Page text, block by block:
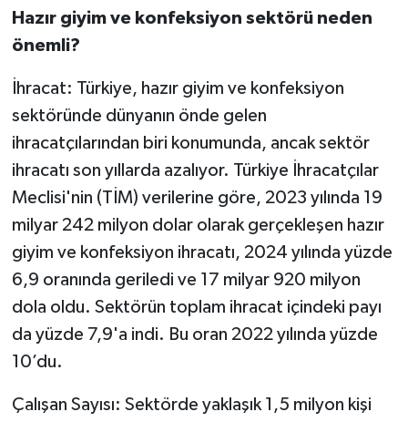
Hazır giyim ve konfeksiyon sektörü neden
önemli?
İhracat: Türkiye, hazır giyim ve konfeksiyon
sektöründe dünyanın önde gelen
ihracatçılarından biri konumunda, ancak sektör
ihracatı son yıllarda azalıyor. Türkiye İhracatçılar
Meclisi'nin (TİM) verilerine göre, 2023 yılında 19
milyar 242 milyon dolar olarak gerçekleşen hazır
giyim ve konfeksiyon ihracatı, 2024 yılında yüzde
6,9 oranında geriledi ve 17 milyar 920 milyon
dola oldu. Sektörün toplam ihracat içindeki payı
da yüzde 7,9'a indi. Bu oran 2022 yılında yüzde
10’du.
Çalışan Sayısı: Sektörde yaklaşık 1,5 milyon kişi